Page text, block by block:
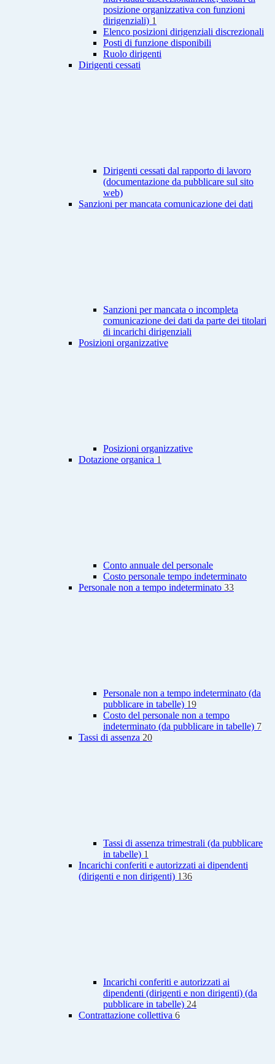
posizione organizzativa con funzioni
dirigenziali) 1
Elenco posizioni dirigenziali discrezionali
Posti di funzione disponibili
Ruolo dirigenti
Dirigenti cessati
Dirigenti cessati dal rapporto di lavoro
(documentazione da pubblicare sul sito
web)
Sanzioni per mancata comunicazione dei dati
Sanzioni per mancata o incompleta
comunicazione dei dati da parte dei titolari
di incarichi dirigenziali
Posizioni organizzative
Posizioni organizzative
Dotazione organica 1
Conto annuale del personale
Costo personale tempo indeterminato
Personale non a tempo indeterminato 33
Personale non a tempo indeterminato (da
pubblicare in tabelle) 19
Costo del personale non a tempo
indeterminato (da pubblicare in tabelle) 7
Tassi di assenza 20
Tassi di assenza trimestrali (da pubblicare
in tabelle) 1
Incarichi conferiti e autorizzati ai dipendenti
(dirigenti e non dirigenti) 136
Incarichi conferiti e autorizzati ai
dipendenti (dirigenti e non dirigenti) (da
pubblicare in tabelle) 24
Contrattazione collettiva 6